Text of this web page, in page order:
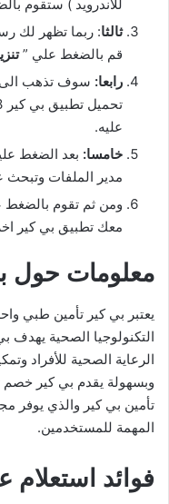
للاندرويد ) ستقوم
ثالثا: ربما تظهر لك
قم بالضغط علي ”
رابعا: سوف تذهب الى
عليه.
خامسا: بعد الضغط
مدير الملفات وتبحث
ومن ثم تقوم بالضغط
معك تطبيق بي كير
معلومات حول
يعتبر بي كير تأمين طبي
التكنولوجيا الصحية
الرعاية الصحية للأفراد
وبسهولة يقدم بي كير
تأمين بي كير والذي يوفر
المهمة للمستخدمين.
فوائد استعلام